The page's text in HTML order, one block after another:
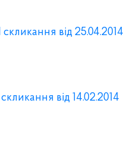
від 25.04.2014
від 14.02.2014